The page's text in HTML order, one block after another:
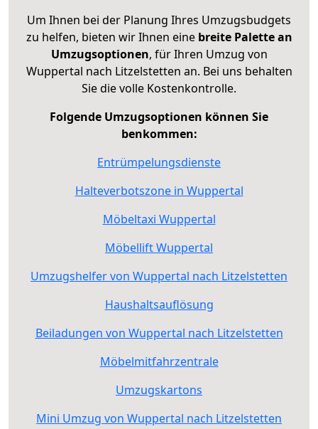
Um Ihnen bei der Planung Ihres Umzugsbudgets
zu helfen, bieten wir Ihnen eine breite Palette an
Umzugsoptionen, für Ihren Umzug von
Wuppertal nach Litzelstetten an. Bei uns behalten
Sie die volle Kostenkontrolle.
Folgende Umzugsoptionen können Sie
benkommen:
Entrümpelungsdienste
Halteverbotszone in Wuppertal
Möbeltaxi Wuppertal
Möbellift Wuppertal
Umzugshelfer von Wuppertal nach Litzelstetten
Haushaltsauflösung
Beiladungen von Wuppertal nach Litzelstetten
Möbelmitfahrzentrale
Umzugskartons
Mini Umzug von Wuppertal nach Litzelstetten